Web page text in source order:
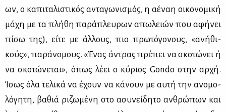
ων, ο κα­πι­τα­λι­στι­κός αντα­γω­νι­σμός, η αέ­ναη οι­κο­νο­μι­κή
μά­χη με τα πλή­θη πα­ρά­πλευ­ρων απω­λειών που αφή­νει
πί­σω της), εί­τε με άλ­λους, πιο πρω­τό­γο­νους, «ανή­θι­
κούς», πα­ρά­νο­μους. «Ένας άντρας πρέ­πει να σκο­τώ­νει ή
να σκο­τώ­νε­ται», όπως λέ­ει ο κύ­ριος Gondo στην αρ­χή.
Ίσως όλα τε­λι­κά να έχουν να κά­νουν με αυ­τή την ανο­μο­
λό­γη­τη, βα­θιά ρι­ζω­μέ­νη στο ασυ­νεί­δη­το αν­θρώ­πων και